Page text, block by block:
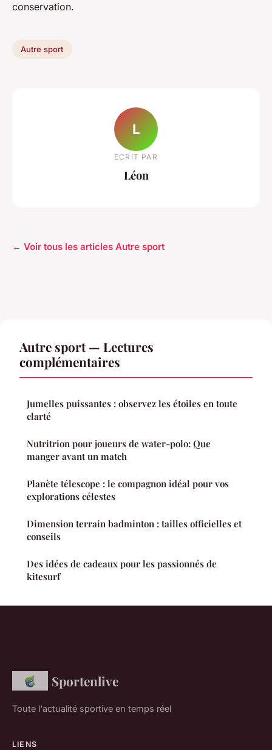
conservation.
Autre sport
L
ECRIT PAR
Léon
← Voir tous les articles Autre sport
Autre sport — Lectures
complémentaires
Jumelles puissantes : observez les étoiles en toute
clarté
Nutritrion pour joueurs de water-polo: Que
manger avant un match
Planète télescope : le compagnon idéal pour vos
explorations célestes
Dimension terrain badminton : tailles officielles et
conseils
Des idées de cadeaux pour les passionnés de
kitesurf
Sportenlive
Toute l'actualité sportive en temps réel
LIENS